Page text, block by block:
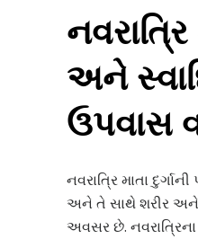
અને
ઉપવાસ
નવરાત્રિ માતા
અને તે સાથે શરીર
અવસર છે. નવરાત્રિના